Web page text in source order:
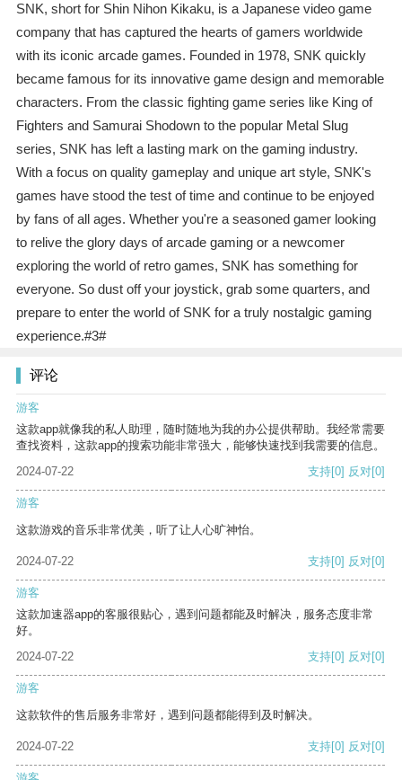
SNK, short for Shin Nihon Kikaku, is a Japanese video game
company that has captured the hearts of gamers worldwide
with its iconic arcade games. Founded in 1978, SNK quickly
became famous for its innovative game design and memorable
characters. From the classic fighting game series like King of
Fighters and Samurai Shodown to the popular Metal Slug
series, SNK has left a lasting mark on the gaming industry.
With a focus on quality gameplay and unique art style, SNK's
games have stood the test of time and continue to be enjoyed
by fans of all ages. Whether you're a seasoned gamer looking
to relive the glory days of arcade gaming or a newcomer
exploring the world of retro games, SNK has something for
everyone. So dust off your joystick, grab some quarters, and
prepare to enter the world of SNK for a truly nostalgic gaming
experience.#3#
评论
游客
这款app就像我的私人助理，随时随地为我的办公提供帮助。我经常需要
查找资料，这款app的搜索功能非常强大，能够快速找到我需要的信息。
2024-07-22
支持[0] 反对[0]
游客
这款游戏的音乐非常优美，听了让人心旷神怡。
2024-07-22 支持[0] 反对[0]
游客
这款加速器app的客服很贴心，遇到问题都能及时解决，服务态度非常
好。
2024-07-22
支持[0] 反对[0]
游客
这款软件的售后服务非常好，遇到问题都能得到及时解决。
2024-07-22 支持[0] 反对[0]